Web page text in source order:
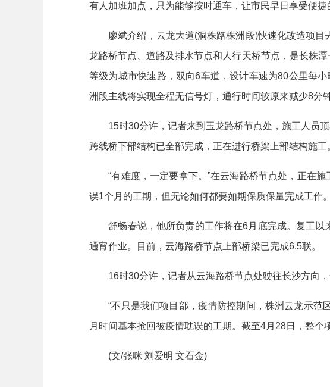
有人加班加点，只为能够按时通车，让市民早日享受便捷
廖斌介绍，云龙大道(洞株路株洲段)快速化改造项目
龙路桥节点、道路及排水节点和人行天桥节点，是长株
等级为城市快速路，双向6车道，设计车速为80公里每
洲段主线将实现全程无信号灯，通行时间较原来减少8分
15时30分许，记者来到玉龙路桥节点处，施工人员顶
跨线桥下部结构已全部完成，正在进行桥梁上部结构施工
“有难度，一定要拿下。”在云海路桥节点处，正在施
误1个月的工期，但无论如何都要如期保质保量完成工作。
舒畅春说，他所负责的工作将在6月底完成。复工以
通宵作业。目前，云海路桥节点上部桥梁已完成6.5联。
16时30分许，记者从云海路桥节点处驶往长沙方向，
“不只是我们项目部，疫情防控期间，株洲云龙示范
月时间基本抢回被疫情耽误的工期。截至4月28日，整个
(文/张咪 刘爱明 文石金)